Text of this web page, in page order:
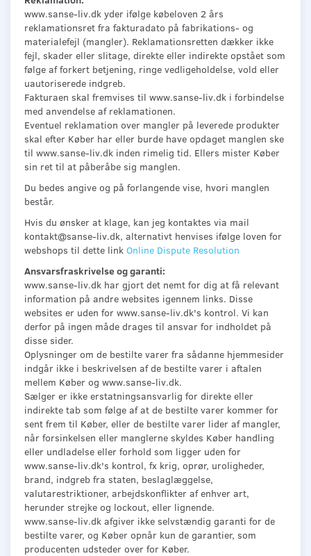
www.sanse-liv.dk yder ifølge købeloven 2 års
reklamationsret fra fakturadato på fabrikations- og
materialefejl (mangler). Reklamationsretten dækker ikke
fejl, skader eller slitage, direkte eller indirekte opstået som
følge af forkert betjening, ringe vedligeholdelse, vold eller
uautoriserede indgreb.
Fakturaen skal fremvises til www.sanse-liv.dk i forbindelse
med anvendelse af reklamationen.
Eventuel reklamation over mangler på leverede produkter
skal efter Køber har eller burde have opdaget manglen ske
til www.sanse-liv.dk inden rimelig tid. Ellers mister Køber
sin ret til at påberåbe sig manglen.
Du bedes angive og på forlangende vise, hvori manglen
består.
Hvis du ønsker at klage, kan jeg kontaktes via mail
kontakt@sanse-liv.dk, alternativt henvises ifølge loven for
webshops til dette link Online Dispute Resolution
Ansvarsfraskrivelse og garanti:
www.sanse-liv.dk har gjort det nemt for dig at få relevant
information på andre websites igennem links. Disse
websites er uden for www.sanse-liv.dk's kontrol. Vi kan
derfor på ingen måde drages til ansvar for indholdet på
disse sider.
Oplysninger om de bestilte varer fra sådanne hjemmesider
indgår ikke i beskrivelsen af de bestilte varer i aftalen
mellem Køber og www.sanse-liv.dk.
Sælger er ikke erstatningsansvarlig for direkte eller
indirekte tab som følge af at de bestilte varer kommer for
sent frem til Køber, eller de bestilte varer lider af mangler,
når forsinkelsen eller manglerne skyldes Køber handling
eller undladelse eller forhold som ligger uden for
www.sanse-liv.dk's kontrol, fx krig, oprør, uroligheder,
brand, indgreb fra staten, beslaglæggelse,
valutarestriktioner, arbejdskonflikter af enhver art,
herunder strejke og lockout, eller lignende.
www.sanse-liv.dk afgiver ikke selvstændig garanti for de
bestilte varer, og Køber opnår kun de garantier, som
producenten udsteder over for Køber.